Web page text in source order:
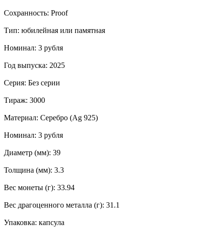
Сохранность: Proof
Тип: юбилейная или памятная
Номинал: 3 рубля
Год выпуска: 2025
Серия: Без серии
Тираж: 3000
Материал: Серебро (Ag 925)
Номинал: 3 рубля
Диаметр (мм): 39
Толщина (мм): 3.3
Вес монеты (г): 33.94
Вес драгоценного металла (г): 31.1
Упаковка: капсула